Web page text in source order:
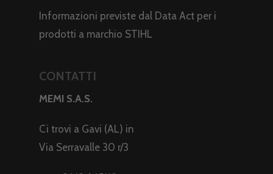
Informazioni previste dal Data Act per i
prodotti a marchio STIHL
CONTATTI
MEMI S.A.S.
Ci trovi a Gavi (AL) in
Via Serravalle 30 r/3